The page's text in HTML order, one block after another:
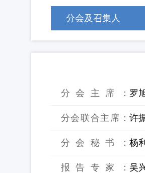
分会及召集人
分会主席： 罗
分会联合主席： 许
分会秘书： 杨
报告专家： 吴